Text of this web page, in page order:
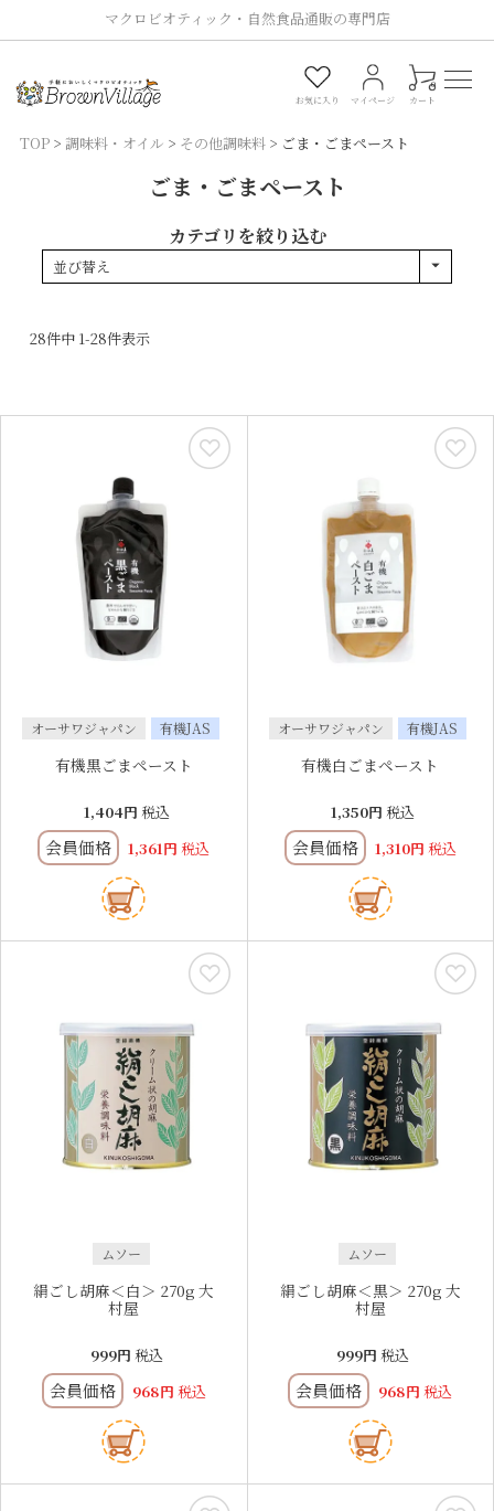
マクロビオティック・自然食品通販の専門店
お気に入り マイページ カート
0
TOP 調味料・オイル その他調味料 ごま・ごまペースト
ごま・ごまペースト
カテゴリを絞り込む
並び替え
28件中 1-28件表示
オーサワジャパン 有機JAS
有機黒ごまペースト
1,404 税込
会員価格 1,361 税込
オーサワジャパン 有機JAS
有機白ごまペースト
1,350 税込
会員価格 1,310 税込
ムソー
絹ごし胡麻＜白＞ 270g 大
村屋
999 税込
会員価格 968 税込
ムソー
絹ごし胡麻＜黒＞ 270g 大
村屋
999 税込
会員価格 968 税込